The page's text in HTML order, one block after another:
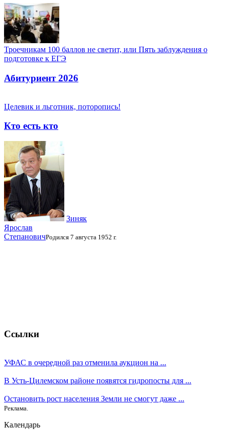
Троечникам 100 баллов не светит, или Пять заблуждения о
подготовке к ЕГЭ
Абитуриент 2026
Целевик и льготник, поторопись!
Кто есть кто
Зиняк
Ярослав
СтепановичРодился 7 августа 1952 г.
Ссылки
УФАС в очередной раз отменила аукцион на ...
В Усть-Цилемском районе появятся гидропосты для ...
Остановить рост населения Земли не смогут даже ...
Реклама.
Календарь